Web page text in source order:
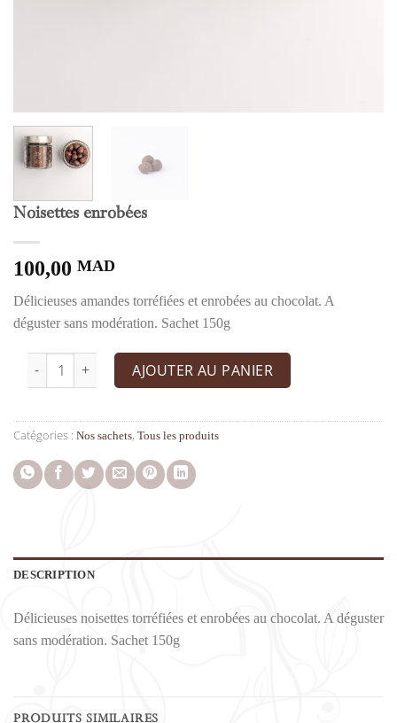
Noisettes enrobées
100,00 MAD
Délicieuses amandes torréfiées et enrobées au chocolat. A
déguster sans modération. Sachet 150g
quantité de Noisettes enrobées
AJOUTER AU PANIER
Catégories : Nos sachets, Tous les produits
DESCRIPTION
Délicieuses noisettes torréfiées et enrobées au chocolat. A déguster
sans modération. Sachet 150g
PRODUITS SIMILAIRES